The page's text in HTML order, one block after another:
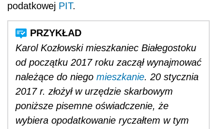
podatkowej PIT.
Karol Kozłowski mieszkaniec Białegostoku
od początku 2017 roku zaczął wynajmować
należące do niego mieszkanie. 20 stycznia
2017 r. złożył w urzędzie skarbowym
poniższe pisemne oświadczenie, że
wybiera opodatkowanie ryczałtem w tym